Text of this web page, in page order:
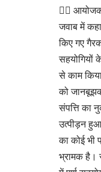
👉🏻
जवाब में
किए गए
सहयोगियों
से काम
को
संपत्ति का
उत्पीड़न
का कोई भी
भ्रामक है।